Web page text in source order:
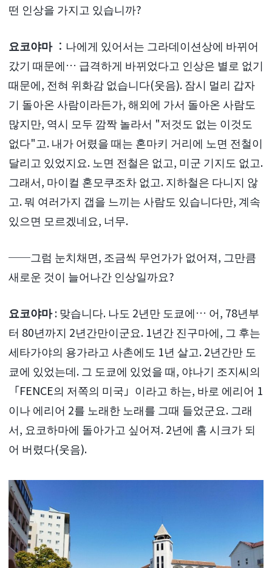
떤 인상을 가지고 있습니까?
요코야마：나에게 있어서는 그라데이션상에 바뀌어
갔기 때문에… 급격하게 바뀌었다고 인상은 별로 없기
때문에, 전혀 위화감 없습니다(웃음). 잠시 멀리 갑자
기 돌아온 사람이라든가, 해외에 가서 돌아온 사람도
많지만, 역시 모두 깜짝 놀라서 "저것도 없는 이것도
없다"고. 내가 어렸을 때는 혼마키 거리에 노면 전철이
달리고 있었지요. 노면 전철은 없고, 미군 기지도 없고.
그래서, 마이컬 혼모쿠조차 없고. 지하철은 다니지 않
고. 뭐 여러가지 갭을 느끼는 사람도 있습니다만, 계속
있으면 모르겠네요, 너무.
──그럼 눈치채면, 조금씩 무언가가 없어져, 그만큼
새로운 것이 늘어나간 인상일까요?
요코야마: 맞습니다. 나도 2년만 도쿄에… 어, 78년부
터 80년까지 2년간만이군요. 1년간 진구마에, 그 후는
세타가야의 용가라고 사촌에도 1년 살고. 2년간만 도
쿄에 있었는데. 그 도쿄에 있었을 때, 야나기 조지씨의
「FENCE의 저쪽의 미국」이라고 하는, 바로 에리어 1
이나 에리어 2를 노래한 노래를 그때 들었군요. 그래
서, 요코하마에 돌아가고 싶어져. 2년에 홈 시크가 되
어 버렸다(웃음).